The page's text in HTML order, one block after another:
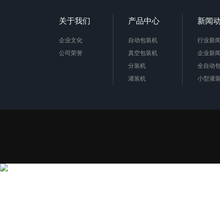
关于我们
企业文化
公司荣誉
产品中心
自动包装机
真空包装机
分装机
灌装机
新闻
行业新
企业新
全自动
小型灌